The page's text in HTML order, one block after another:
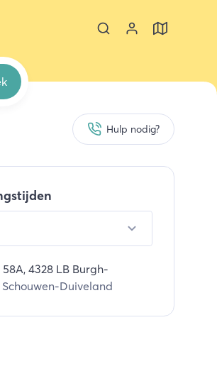
Hulp nodig?
58A, 4328 LB Burgh-
Schouwen-Duiveland